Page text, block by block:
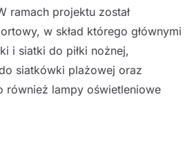
ramach projektu został
w skład którego głównymi
i siatki do piłki nożnej,
siatkówki plażowej oraz
również lampy oświetleniowe